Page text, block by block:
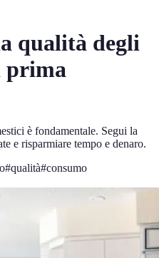
qualità degli
prima
è fondamentale. Segui la
e risparmiare tempo e denaro.
#qualità#consumo